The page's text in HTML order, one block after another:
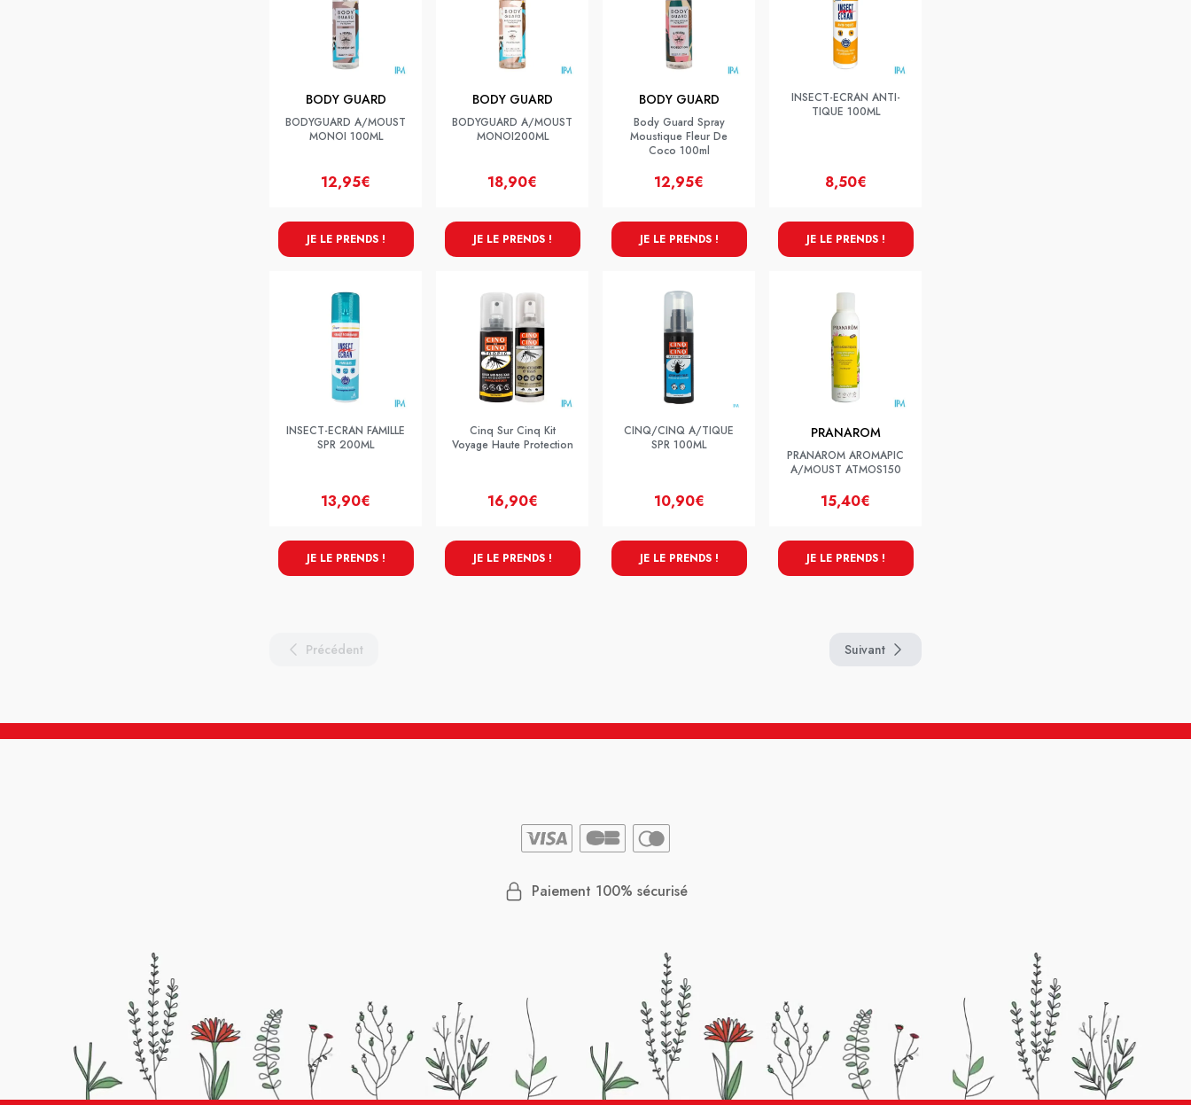
BODY GUARD
BODYGUARD A/MOUST
MONOI 100ML
12,95€
JE LE PRENDS !
BODY GUARD
BODYGUARD A/MOUST
MONOI200ML
18,90€
JE LE PRENDS !
BODY GUARD
Body Guard Spray
Moustique Fleur De
Coco 100ml
12,95€
JE LE PRENDS !
INSECT-ECRAN ANTI-
TIQUE 100ML
8,50€
JE LE PRENDS !
INSECT-ECRAN FAMILLE
SPR 200ML
13,90€
JE LE PRENDS !
Cinq Sur Cinq Kit
Voyage Haute Protection
16,90€
JE LE PRENDS !
CINQ/CINQ A/TIQUE
SPR 100ML
10,90€
JE LE PRENDS !
PRANAROM
PRANAROM AROMAPIC
A/MOUST ATMOS150
15,40€
JE LE PRENDS !
Précédent Suivant
Paiement 100% sécurisé